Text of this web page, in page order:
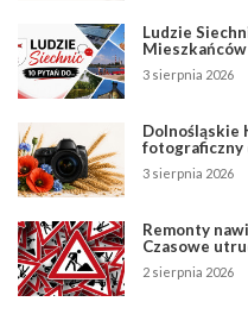
Ludzie
3 sierpnia 2026
Dolnośląskie
fotograficzny
3 sierpnia 2026
Remonty
Czasowe
2 sierpnia 2026